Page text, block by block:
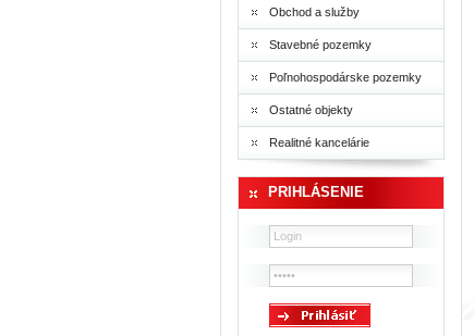
Obchod a služby
Stavebné pozemky
Poľnohospodárske pozemky
Ostatné objekty
Realitné kancelárie
PRIHLÁSENIE